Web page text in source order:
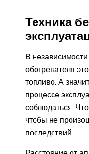
Техника
В
обогревателя
топливо. А
процессе
соблюдаться.
чтобы не
последствий: